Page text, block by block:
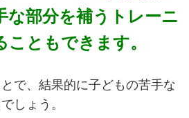
な部分を補うトレーニ
ともできます。
で、結果的に子どもの苦手な
しょう。